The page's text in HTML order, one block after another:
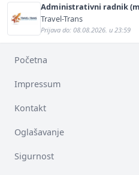
Administrativni radnik
Travel-Trans
Prijava do: 08.08.2026. u 23:59
Početna
Impressum
Kontakt
Oglašavanje
Sigurnost